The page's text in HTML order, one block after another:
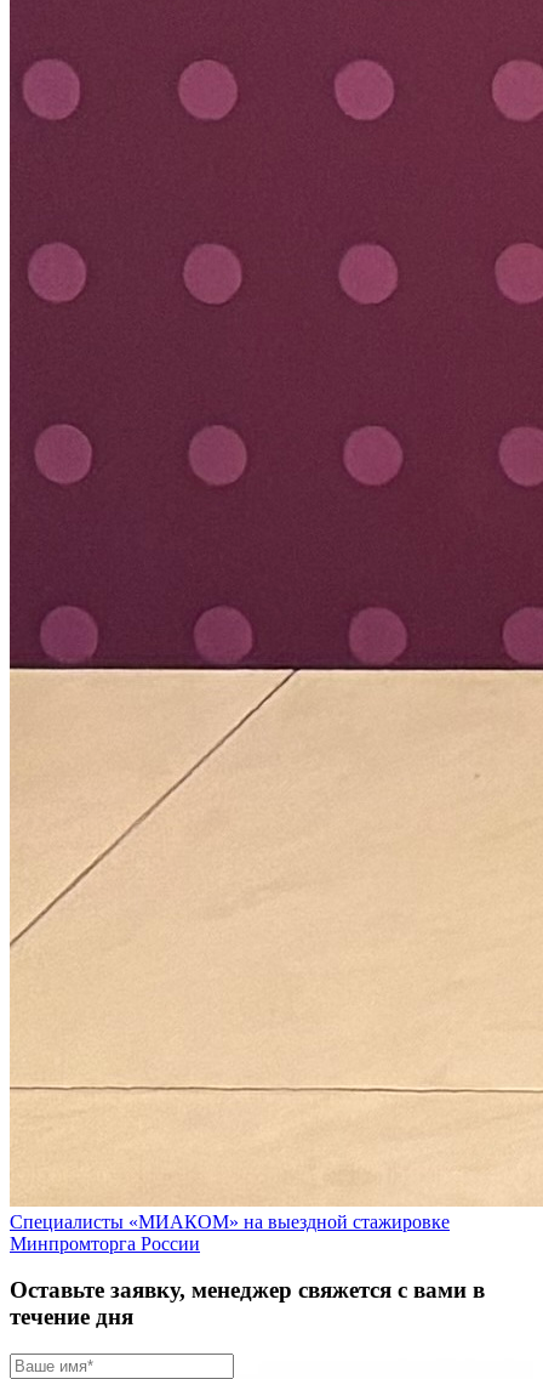
Специалисты «МИАКОМ» на выездной стажировке
Минпромторга России
Оставьте заявку, менеджер свяжется с вами в
течение дня